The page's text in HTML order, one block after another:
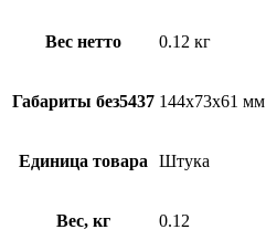
Вес нетто 0.12 кг
Габариты без5437 144х73х61 мм
Единица товара Штука
Вес, кг 0.12